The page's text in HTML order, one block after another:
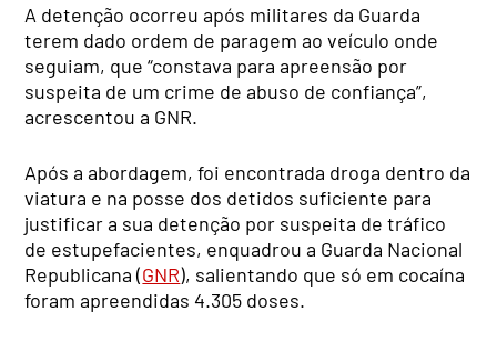
A detenção ocorreu após militares da Guarda
terem dado ordem de paragem ao veículo onde
seguiam, que “constava para apreensão por
suspeita de um crime de abuso de confiança”,
acrescentou a GNR.
Após a abordagem, foi encontrada droga dentro da
viatura e na posse dos detidos suficiente para
justificar a sua detenção por suspeita de tráfico
de estupefacientes, enquadrou a Guarda Nacional
Republicana (GNR), salientando que só em cocaína
foram apreendidas 4.305 doses.